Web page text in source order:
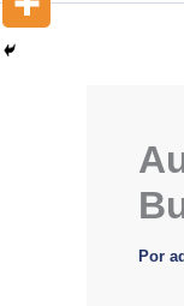
Por